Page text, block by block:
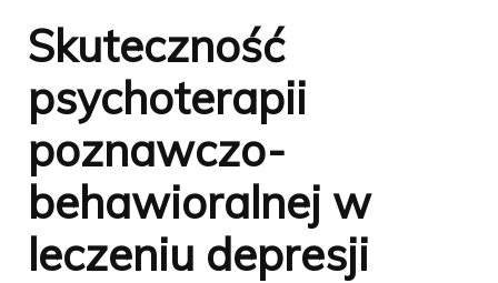
Skuteczność
psychoterapii
poznawczo-
behawioralnej w
leczeniu depresji